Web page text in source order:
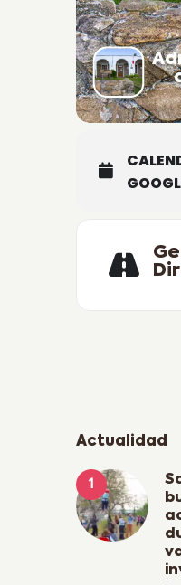
Actualidad